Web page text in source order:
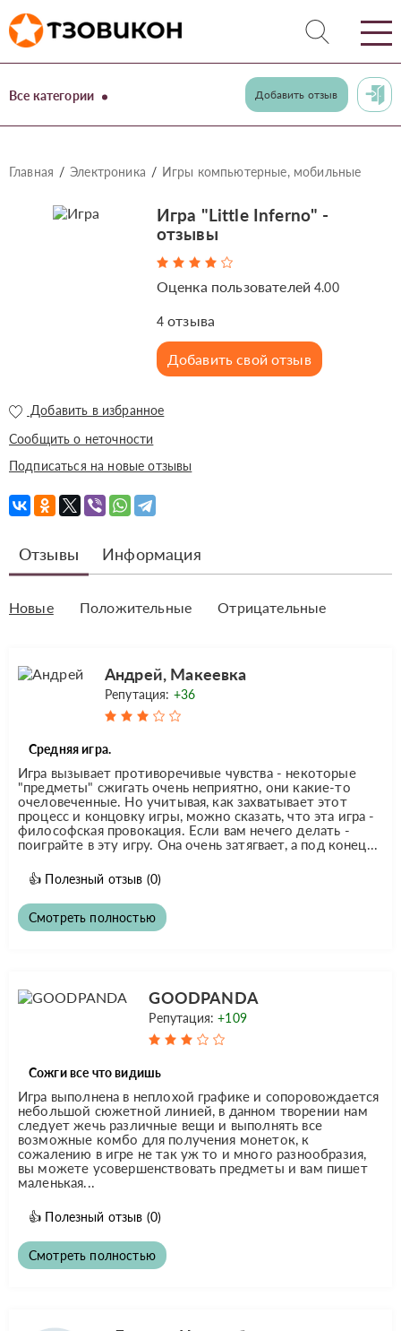
Все категории Добавить отзыв
Главная Электроника Игры компьютерные, мобильные
Игра "Little Inferno" -
отзывы
Оценка пользователей4.00
4отзыва
Добавить свой отзыв
Добавить в избранное
Сообщить о неточности
Подписаться на новые отзывы
Отзывы Информация
Новые Положительные Отрицательные
Андрей, Макеевка
Репутация: +36
Средняя игра.
Игра вызывает противоречивые чувства - некоторые
"предметы" сжигать очень неприятно, они какие-то
очеловеченные. Но учитывая, как захватывает этот
процесс и концовку игры, можно сказать, что эта игра -
философская провокация. Если вам нечего делать -
поиграйте в эту игру. Она очень затягвает, а под конец...
👍 Полезный отзыв (0)
Смотреть полностью
GOODPANDA
Репутация:+109
Сожги все что видишь
Игра выполнена в неплохой графике и сопоровождается
небольшой сюжетной линией, в данном творении нам
следует жечь различные вещи и выполнять все
возможные комбо для получения монеток, к
сожалению в игре не так уж то и много разнообразия,
вы можете усовершенствовать предметы и вам пишет
маленькая...
👍 Полезный отзыв (0)
Смотреть полностью